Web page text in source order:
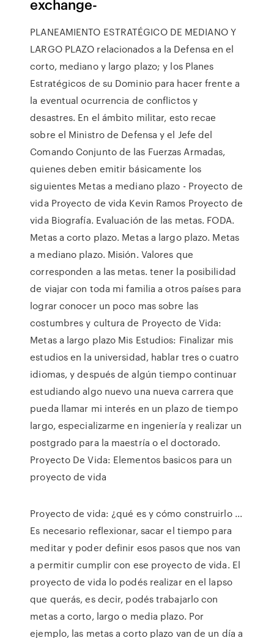
exchange-
PLANEAMIENTO ESTRATÉGICO DE MEDIANO Y
LARGO PLAZO relacionados a la Defensa en el
corto, mediano y largo plazo; y los Planes
Estratégicos de su Dominio para hacer frente a
la eventual ocurrencia de conflictos y
desastres. En el ámbito militar, esto recae
sobre el Ministro de Defensa y el Jefe del
Comando Conjunto de las Fuerzas Armadas,
quienes deben emitir básicamente los
siguientes Metas a mediano plazo - Proyecto de
vida Proyecto de vida Kevin Ramos Proyecto de
vida Biografía. Evaluación de las metas. FODA.
Metas a corto plazo. Metas a largo plazo. Metas
a mediano plazo. Misión. Valores que
corresponden a las metas. tener la posibilidad
de viajar con toda mi familia a otros países para
lograr conocer un poco mas sobre las
costumbres y cultura de Proyecto de Vida:
Metas a largo plazo Mis Estudios: Finalizar mis
estudios en la universidad, hablar tres o cuatro
idiomas, y después de algún tiempo continuar
estudiando algo nuevo una nueva carrera que
pueda llamar mi interés en un plazo de tiempo
largo, especializarme en ingeniería y realizar un
postgrado para la maestría o el doctorado.
Proyecto De Vida: Elementos basicos para un
proyecto de vida
Proyecto de vida: ¿qué es y cómo construirlo ...
Es necesario reflexionar, sacar el tiempo para
meditar y poder definir esos pasos que nos van
a permitir cumplir con ese proyecto de vida. El
proyecto de vida lo podés realizar en el lapso
que querás, es decir, podés trabajarlo con
metas a corto, largo o media plazo. Por
ejemplo, las metas a corto plazo van de un día a